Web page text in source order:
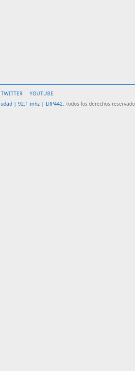
TWITTER
YOUTUBE
| 92.1 mhz | LRP442. Todos los derechos